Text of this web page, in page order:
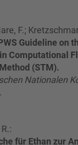
F.;
Guideline on
Computational
(STM).
Nationalen
für Ethan zur